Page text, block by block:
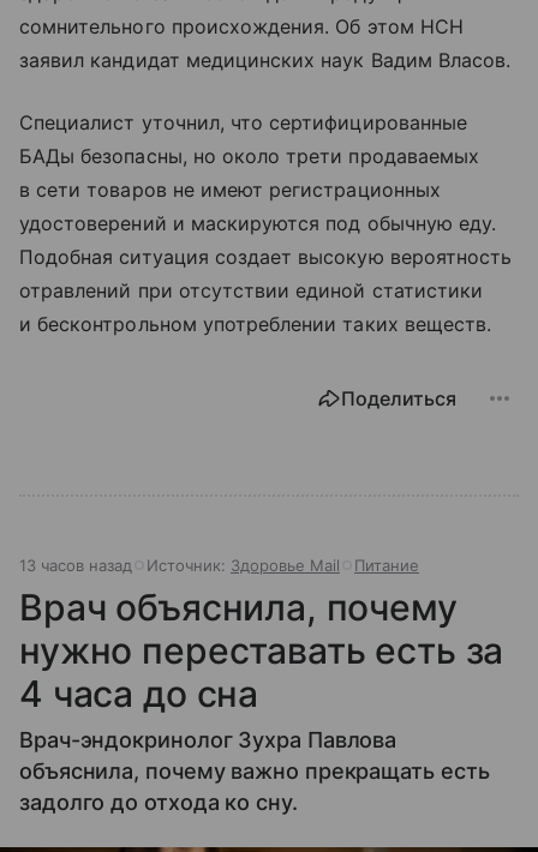
сомнительного происхождения. Об этом НСН
заявил кандидат медицинских наук Вадим Власов.
Специалист уточнил, что сертифицированные
БАДы безопасны, но около трети продаваемых
в сети товаров не имеют регистрационных
удостоверений и маскируются под обычную еду.
Подобная ситуация создает высокую вероятность
отравлений при отсутствии единой статистики
и бесконтрольном употреблении таких веществ.
Поделиться
13 часов назад Источник: Здоровье Mail Питание
Врач объяснила, почему
нужно переставать есть за
4 часа до сна
Врач-эндокринолог Зухра Павлова
объяснила, почему важно прекращать есть
задолго до отхода ко сну.